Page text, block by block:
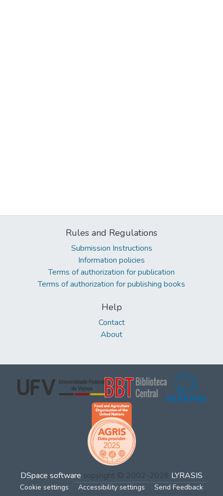
Rules and Regulations
Submission Instructions
Information policies
Terms of authorization for publication
Terms of authorization for publishing books
Help
Contact
About
DSpace software copyright © 2002-2026 LYRASIS
Cookie settings Accessibility settings Send Feedback